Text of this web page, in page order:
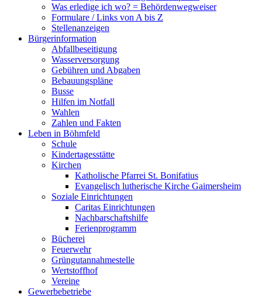
Was erledige ich wo? = Behördenwegweiser
Formulare / Links von A bis Z
Stellenanzeigen
Bürgerinformation
Abfallbeseitigung
Wasserversorgung
Gebühren und Abgaben
Bebauungspläne
Busse
Hilfen im Notfall
Wahlen
Zahlen und Fakten
Leben in Böhmfeld
Schule
Kindertagesstätte
Kirchen
Katholische Pfarrei St. Bonifatius
Evangelisch lutherische Kirche Gaimersheim
Soziale Einrichtungen
Caritas Einrichtungen
Nachbarschaftshilfe
Ferienprogramm
Bücherei
Feuerwehr
Grüngutannahmestelle
Wertstoffhof
Vereine
Gewerbebetriebe